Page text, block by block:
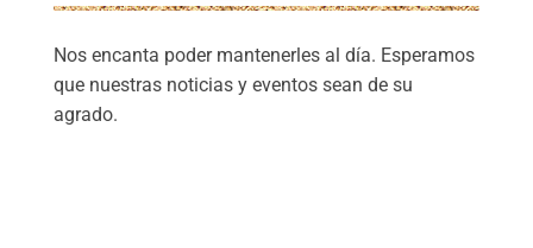
Nos encanta poder mantenerles al día. Esperamos
que nuestras noticias y eventos sean de su
agrado.